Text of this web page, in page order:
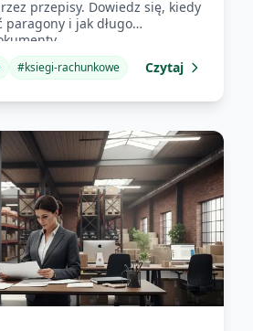
przepisy. Dowiedz się, kiedy
paragony i jak długo
#ksiegi-rachunkowe Czytaj